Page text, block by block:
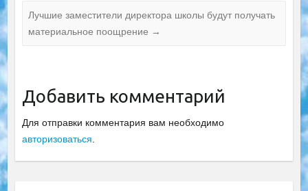
Лучшие заместители директора школы будут получать
материальное поощрение →
Добавить комментарий
Для отправки комментария вам необходимо
авторизоваться.